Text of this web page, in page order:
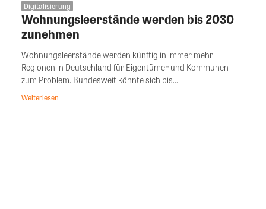
Digitalisierung
Wohnungsleerstände werden bis 2030
zunehmen
Wohnungsleerstände werden künftig in immer mehr
Regionen in Deutschland für Eigentümer und Kommunen
zum Problem. Bundesweit könnte sich bis...
Weiterlesen